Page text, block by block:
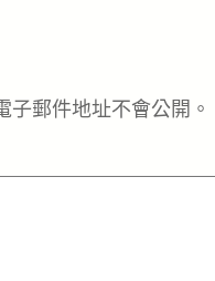
子郵件地址不會公開。